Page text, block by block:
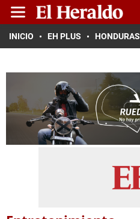
INICIO EH PLUS HONDURAS